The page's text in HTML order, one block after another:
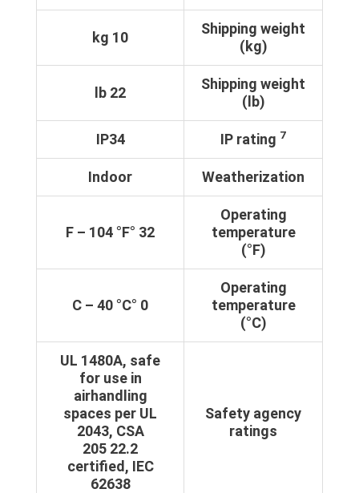
Shipping weight
(kg)
10 kg
Shipping weight
(lb)
22 lb
IP rating 7
IP34
Weatherization
Indoor
Operating
temperature
(°F)
32 °F – 104 °F
Operating
temperature
(°C)
0 °C – 40 °C
Safety agency
ratings
UL 1480A, safe
for use in
airhandling
spaces per UL
2043, CSA
22.2 205
certified, IEC
62638